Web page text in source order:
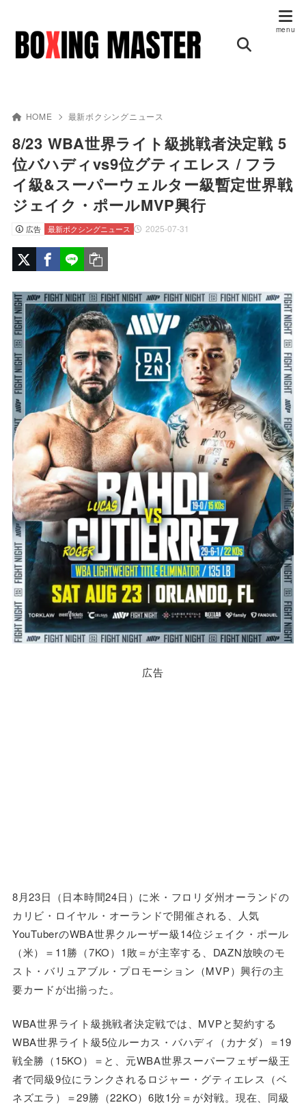
HOME 最新ボクシングニュース
8/23 WBA世界ライト級挑戦者決定戦 5
位バハディvs9位グティエレス / フラ
イ級&スーパーウェルター級暫定世界戦
ジェイク・ポールMVP興行
広告 2025-07-31
最新ボクシングニュース
広告
8月23日（日本時間24日）に米・フロリダ州オーランドの
カリビ・ロイヤル・オーランドで開催される、人気
YouTuberのWBA世界クルーザー級14位ジェイク・ポール
（米）＝11勝（7KO）1敗＝が主宰する、DAZN放映のモ
スト・バリュアブル・プロモーション（MVP）興行の主
要カードが出揃った。
WBA世界ライト級挑戦者決定戦では、MVPと契約する
WBA世界ライト級5位ルーカス・バハディ（カナダ）＝19
戦全勝（15KO）＝と、元WBA世界スーパーフェザー級王
者で同級9位にランクされるロジャー・グティエレス（ベ
ネズエラ）＝29勝（22KO）6敗1分＝が対戦。現在、同級